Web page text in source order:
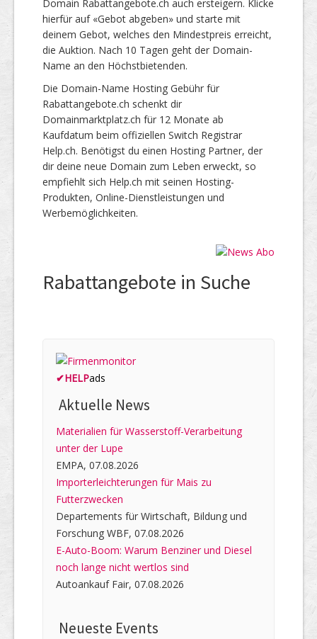
Domain Rabattangebote.ch auch ersteigern. Klicke
hierfür auf «Gebot abgeben» und starte mit
deinem Gebot, welches den Mindestpreis erreicht,
die Auktion. Nach 10 Tagen geht der Domain-
Name an den Höchstbietenden.
Die Domain-Name Hosting Gebühr für
Rabattangebote.ch schenkt dir
Domainmarktplatz.ch für 12 Monate ab
Kaufdatum beim offiziellen Switch Registrar
Help.ch. Benötigst du einen Hosting Partner, der
dir deine neue Domain zum Leben erweckt, so
empfiehlt sich Help.ch mit seinen Hosting-
Produkten, Online-Dienstleistungen und
Werbemöglichkeiten.
Rabattangebote in Suche
✔HELPads
Aktuelle News
Materialien für Wasserstoff-Verarbeitung
unter der Lupe
EMPA, 07.08.2026
Importerleichterungen für Mais zu
Futterzwecken
Departements für Wirtschaft, Bildung und
Forschung WBF, 07.08.2026
E-Auto-Boom: Warum Benziner und Diesel
noch lange nicht wertlos sind
Autoankauf Fair, 07.08.2026
Neueste Events